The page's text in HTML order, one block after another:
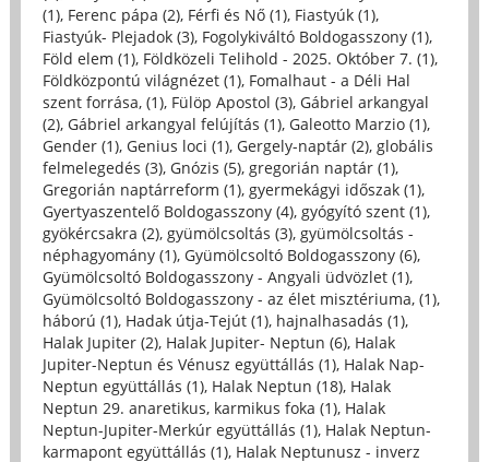
(1), Ferenc pápa (2), Férfi és Nő (1), Fiastyúk (1),
Fiastyúk- Plejadok (3), Fogolykiváltó Boldogasszony (1),
Föld elem (1), Földközeli Telihold - 2025. Október 7. (1),
Földközpontú világnézet (1), Fomalhaut - a Déli Hal
szent forrása, (1), Fülöp Apostol (3), Gábriel arkangyal
(2), Gábriel arkangyal felújítás (1), Galeotto Marzio (1),
Gender (1), Genius loci (1), Gergely-naptár (2), globális
felmelegedés (3), Gnózis (5), gregorián naptár (1),
Gregorián naptárreform (1), gyermekágyi időszak (1),
Gyertyaszentelő Boldogasszony (4), gyógyító szent (1),
gyökércsakra (2), gyümölcsoltás (3), gyümölcsoltás -
néphagyomány (1), Gyümölcsoltó Boldogasszony (6),
Gyümölcsoltó Boldogasszony - Angyali üdvözlet (1),
Gyümölcsoltó Boldogasszony - az élet misztériuma, (1),
háború (1), Hadak útja-Tejút (1), hajnalhasadás (1),
Halak Jupiter (2), Halak Jupiter- Neptun (6), Halak
Jupiter-Neptun és Vénusz együttállás (1), Halak Nap-
Neptun együttállás (1), Halak Neptun (18), Halak
Neptun 29. anaretikus, karmikus foka (1), Halak
Neptun-Jupiter-Merkúr együttállás (1), Halak Neptun-
karmapont együttállás (1), Halak Neptunusz - inverz